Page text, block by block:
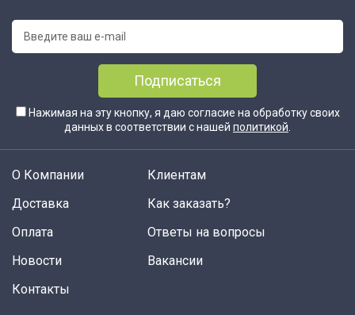
Подписаться
Нажимая на эту кнопку, я даю согласие на обработку своих
данных в соответствии с нашей политикой
О Компании
Доставка
Оплата
Новости
Клиентам
Как заказать?
Ответы на вопросы
Вакансии
Контакты